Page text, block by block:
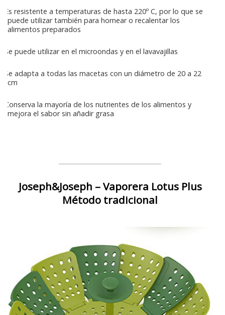
Es resistente a temperaturas de hasta 220º C, por lo que se
puede utilizar también para hornear o recalentar los
alimentos preparados
Se puede utilizar en el microondas y en el lavavajillas
Se adapta a todas las macetas con un diámetro de 20 a 22
cm
Conserva la mayoría de los nutrientes de los alimentos y
mejora el sabor sin añadir grasa
Joseph&Joseph – Vaporera Lotus Plus
Método tradicional